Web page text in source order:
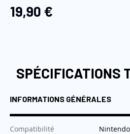
19,90 €
SPÉCIFICATIONS
INFORMATIONS GÉNÉRALES
Compatibilité :